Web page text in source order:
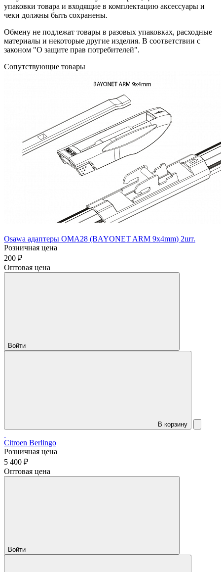
упаковки товара и входящие в комплектацию аксессуары и
чеки должны быть сохранены.
Обмену не подлежат товары в разовых упаковках, расходные
материалы и некоторые другие изделия. В соответствии с
законом "О защите прав потребителей".
Сопутствующие товары
Osawa адаптеры OMA28 (BAYONET ARM 9x4mm) 2шт.
Розничная цена
200 ₽
Оптовая цена
Войти
В корзину
Citroen Berlingo
Розничная цена
5 400 ₽
Оптовая цена
Войти